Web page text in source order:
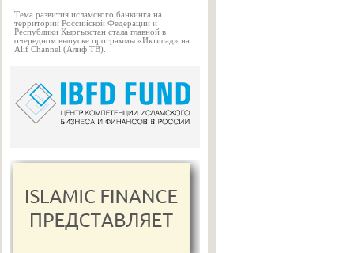
Тема развития исламского банкинга на
территории Российской Федерации и
Республики Кыргызстан стала главной в
очередном выпуске программы «Иктисад» на
Alif Channel (Алиф ТВ).